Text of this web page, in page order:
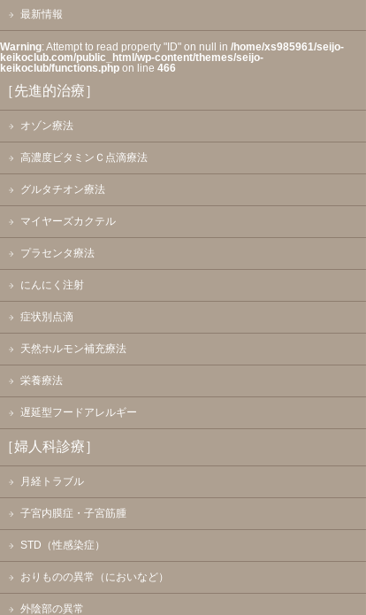
最新情報
Warning: Attempt to read property "ID" on null in /home/xs985961/seijo-
keikoclub.com/public_html/wp-content/themes/seijo-
keikoclub/functions.php on line 466
［先進的治療］
オゾン療法
高濃度ビタミンＣ点滴療法
グルタチオン療法
マイヤーズカクテル
プラセンタ療法
にんにく注射
症状別点滴
天然ホルモン補充療法
栄養療法
遅延型フードアレルギー
［婦人科診療］
月経トラブル
子宮内膜症・子宮筋腫
STD（性感染症）
おりものの異常（においなど）
外陰部の異常